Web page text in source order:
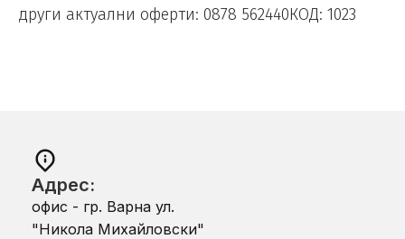
други актуални оферти: 0878 562440КОД: 1023
Адрес:
офис - гр. Варна ул.
"Никола Михайловски"